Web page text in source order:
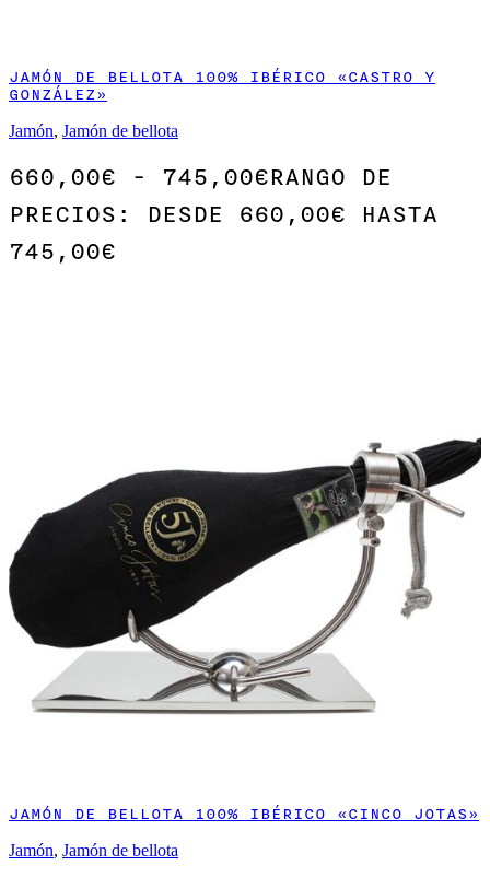
JAMÓN DE BELLOTA 100% IBÉRICO «CASTRO Y
GONZÁLEZ»
Jamón, Jamón de bellota
660,00€ - 745,00€RANGO DE
PRECIOS: DESDE 660,00€ HASTA
745,00€
JAMÓN DE BELLOTA 100% IBÉRICO «CINCO JOTAS»
Jamón, Jamón de bellota